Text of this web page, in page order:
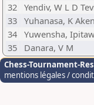
32 Yendiv, W L D
33 Yuhanasa, K
34 Yuwensha,
35
Danara, V M
Chess-Tournament-
mentions légales /